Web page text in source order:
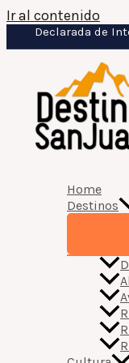
Ir al contenido
Declarada de
Home
Destinos